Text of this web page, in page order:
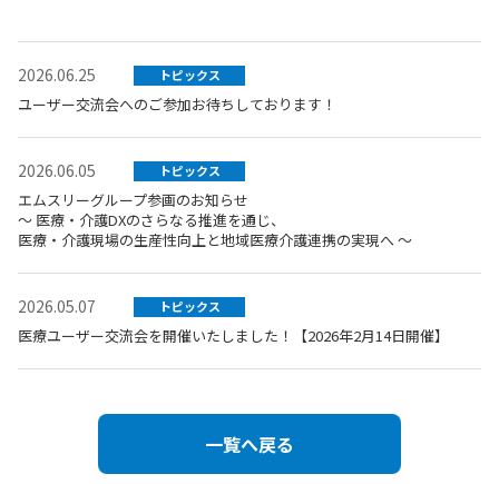
2026.06.25 トピックス
ユーザー交流会へのご参加お待ちしております！
2026.06.05 トピックス
エムスリーグループ参画のお知らせ
～ 医療・介護DXのさらなる推進を通じ、
医療・介護現場の生産性向上と地域医療介護連携の実現へ ～
2026.05.07 トピックス
医療ユーザー交流会を開催いたしました！【2026年2月14日開催】
一覧へ戻る